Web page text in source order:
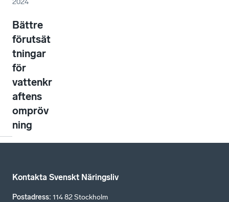
2024
Bättre
förutsät
tningar
för
vattenkr
aftens
ompröv
ning
Kontakta Svenskt Näringsliv
Postadress: 114 82 Stockholm